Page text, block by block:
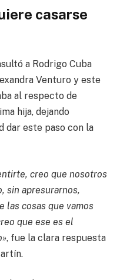
casarse
a Rodrigo Cuba
Venturo y este
al respecto de
hija, dejando
dar este paso con la
creo que nosotros
sin apresurarnos,
las cosas que vamos
que ese es el
, fue la clara respuesta